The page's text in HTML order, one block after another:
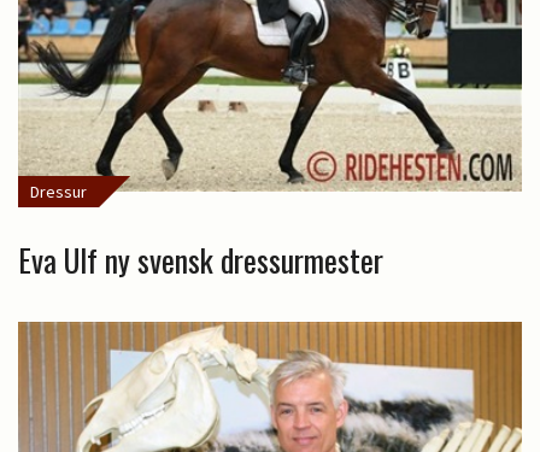
Dressur
Eva Ulf ny svensk dressurmester